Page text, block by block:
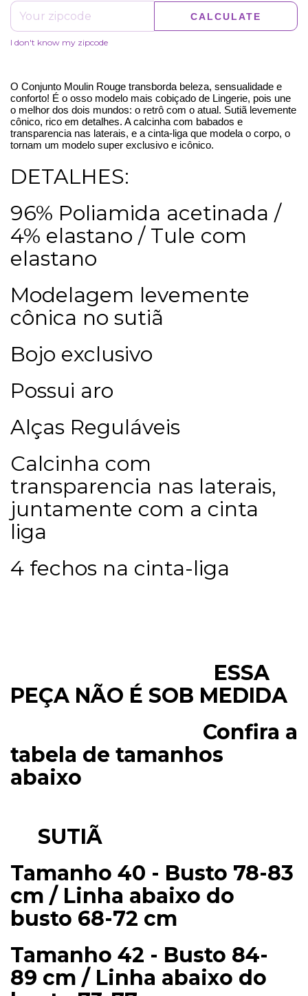
CALCULATE
I don't know my zipcode
O Conjunto Moulin Rouge transborda beleza, sensualidade e
conforto! É o osso modelo mais cobiçado de Lingerie, pois une
o melhor dos dois mundos: o retrô com o atual. Sutiã levemente
cônico, rico em detalhes. A calcinha com babados e
transparencia nas laterais, e a cinta-liga que modela o corpo, o
tornam um modelo super exclusivo e icônico.
DETALHES:
96% Poliamida acetinada /
4% elastano / Tule com
elastano
Modelagem levemente
cônica no sutiã
Bojo exclusivo
Possui aro
Alças Reguláveis
Calcinha com
transparencia nas laterais,
juntamente com a cinta
liga
4 fechos na cinta-liga
ESSA
PEÇA NÃO É SOB MEDIDA
Confira a
tabela de tamanhos
abaixo
SUTIÃ
Tamanho 40 - Busto 78-83
cm / Linha abaixo do
busto 68-72 cm
Tamanho 42 - Busto 84-
89 cm / Linha abaixo do